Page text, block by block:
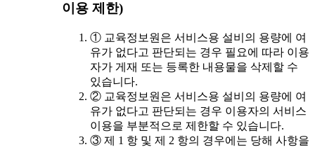
이용 제한)
① 교육정보원은 서비스용 설비의 용량에 여
유가 없다고 판단되는 경우 필요에 따라 이용
자가 게재 또는 등록한 내용물을 삭제할 수
있습니다.
② 교육정보원은 서비스용 설비의 용량에 여
유가 없다고 판단되는 경우 이용자의 서비스
이용을 부분적으로 제한할 수 있습니다.
③ 제 1 항 및 제 2 항의 경우에는 당해 사항을